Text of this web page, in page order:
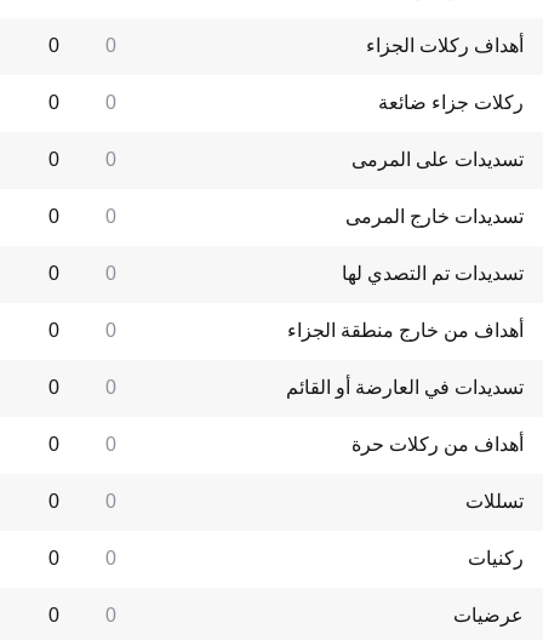
أهداف ركلات الجزاء 0
0
ركلات جزاء ضائعة 0
0
تسديدات على المرمى 0
0
تسديدات خارج المرمى 0
0
تسديدات تم التصدي لها 0
0
أهداف من خارج منطقة الجزاء 0
0
تسديدات في العارضة أو القائم 0
0
أهداف من ركلات حرة 0
0
تسللات 0
0
ركنيات 0
0
عرضيات 0
0